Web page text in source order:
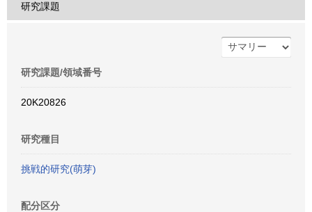
研究課題
研究課題/領域番号
20K20826
研究種目
挑戦的研究(萌芽)
配分区分